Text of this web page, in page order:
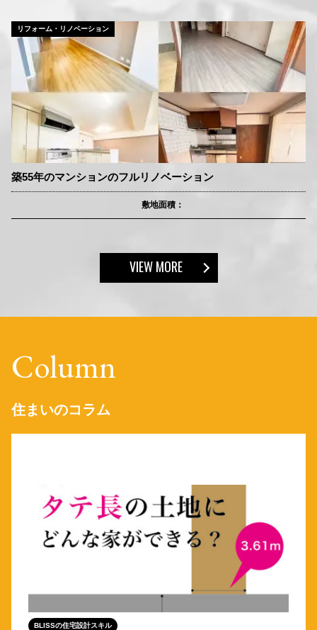
リフォーム・リノベーション
築55年のマンションのフルリノベーション
敷地面積：
VIEW MORE
Column
住まいのコラム
BLISSの住宅設計スキル